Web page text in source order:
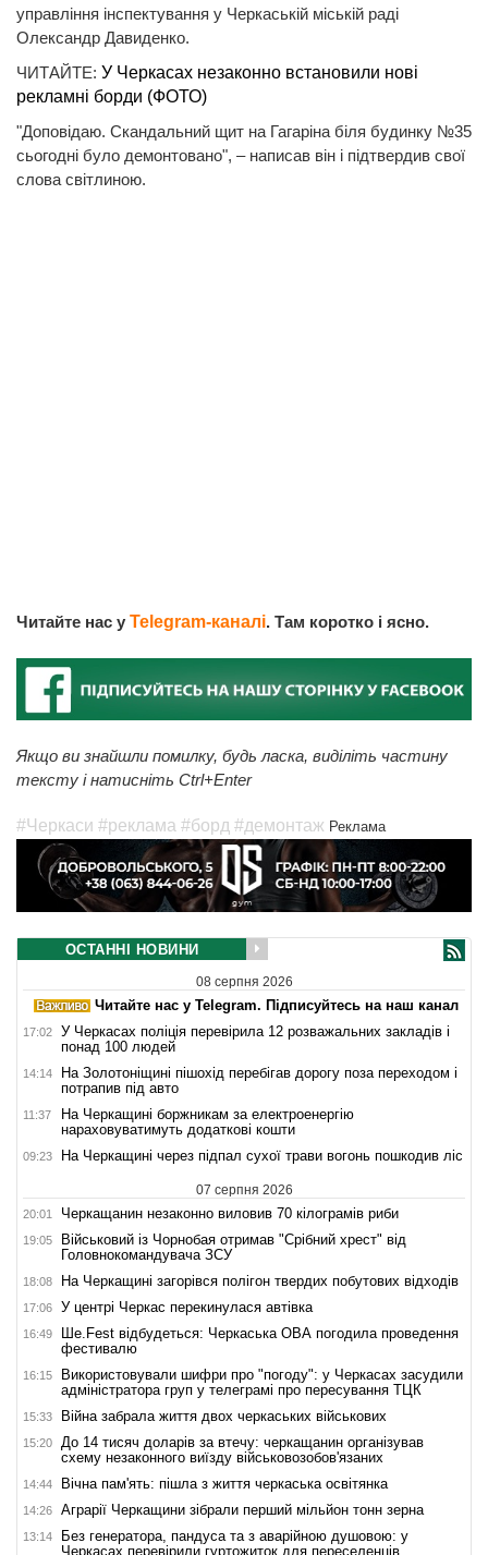
управління інспектування у Черкаській міській раді
Олександр Давиденко.
ЧИТАЙТЕ: У Черкасах незаконно встановили нові
рекламні борди (ФОТО)
"Доповідаю. Скандальний щит на Гагаріна біля будинку №35
сьогодні було демонтовано", – написав він і підтвердив свої
слова світлиною.
Читайте нас у Telegram-каналі. Там коротко і ясно.
Якщо ви знайшли помилку, будь ласка, виділіть частину
тексту і натисніть Ctrl+Enter
#Черкаси #реклама #борд #демонтаж Реклама
ОСТАННІ НОВИНИ
08 серпня 2026
Читайте нас у Telegram. Підписуйтесь на наш канал
17:02
У Черкасах поліція перевірила 12 розважальних закладів і
понад 100 людей
14:14
На Золотоніщині пішохід перебігав дорогу поза переходом і
потрапив під авто
11:37
На Черкащині боржникам за електроенергію
нараховуватимуть додаткові кошти
09:23 На Черкащині через підпал сухої трави вогонь пошкодив ліс
07 серпня 2026
20:01 Черкащанин незаконно виловив 70 кілограмів риби
19:05
Військовий із Чорнобая отримав "Срібний хрест" від
Головнокомандувача ЗСУ
18:08 На Черкащині загорівся полігон твердих побутових відходів
17:06 У центрі Черкас перекинулася автівка
16:49
Ше.Fest відбудеться: Черкаська ОВА погодила проведення
фестивалю
16:15
Використовували шифри про "погоду": у Черкасах засудили
адміністратора груп у телеграмі про пересування ТЦК
15:33 Війна забрала життя двох черкаських військових
15:20
До 14 тисяч доларів за втечу: черкащанин організував
схему незаконного виїзду військовозобов'язаних
14:44 Вічна пам'ять: пішла з життя черкаська освітянка
14:26 Аграрії Черкащини зібрали перший мільйон тонн зерна
13:14
Без генератора, пандуса та з аварійною душовою: у
Черкасах перевірили гуртожиток для переселенців